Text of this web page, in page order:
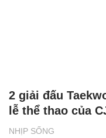
NHỊP SỐNG
2 giải đấu
lễ thể thao của